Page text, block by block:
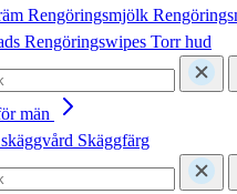
Rengöringsmjölk
Rengöringswipes Torr hud
män
Skäggfärg